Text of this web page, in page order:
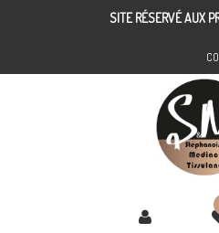
SITE RÉSERVÉ AUX